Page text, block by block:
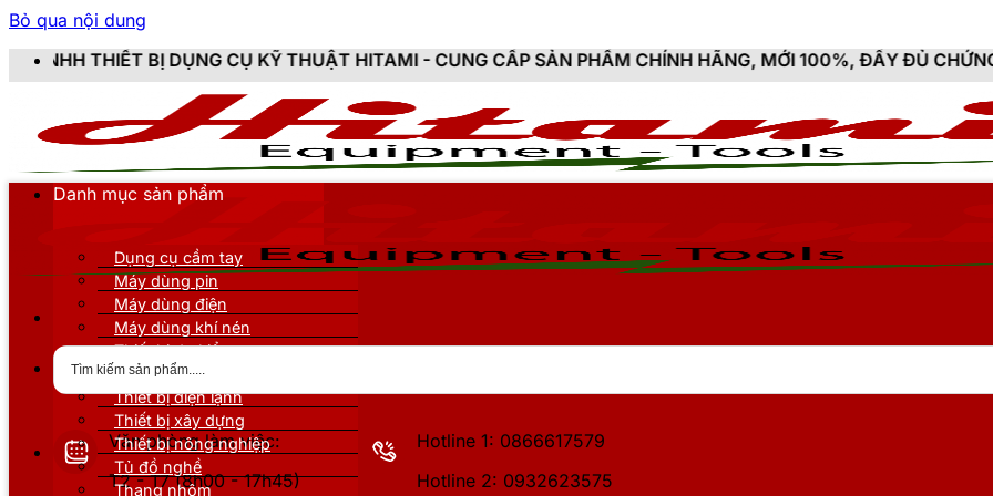
Bỏ qua nội dung
DỤNG CỤ KỸ THUẬT HITAMI - CUNG CẤP SẢN PHẨM CHÍNH HÃNG, MỚI 100%, ĐẦY ĐỦ CHỨNG TỪ, HÓA ĐƠN
Văn phòng làm việc:
T2 - T7 (8h00 - 17h45)
Hotline 1: 0866617579
Hotline 2: 0932623575
Danh mục sản phẩm
Dụng cụ cầm tay
Máy dùng pin
Máy dùng điện
Máy dùng khí nén
Thiết bị đo kiểm
Thiết bị nâng đỡ
Thiết bị điện lạnh
Thiết bị xây dựng
Thiết bị nông nghiệp
Tủ đồ nghề
Thang nhôm